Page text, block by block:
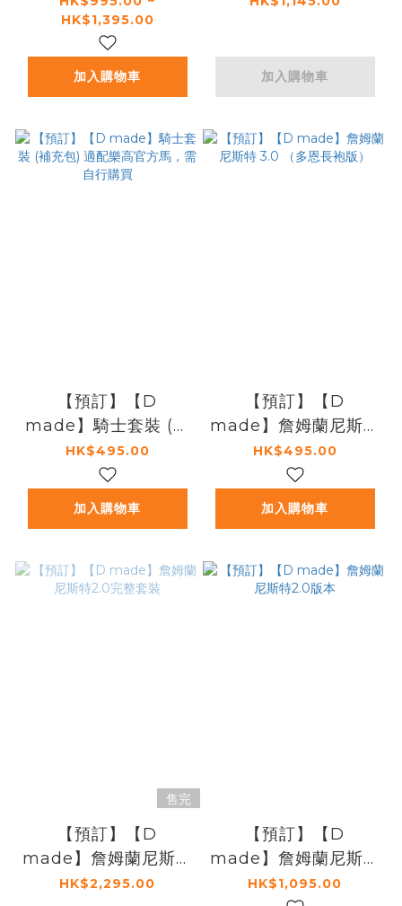
HK$1,395.00
加入購物車 加入購物車
【預訂】【D
made】騎士套裝 (補
充包) 適配樂高官方
馬，需自行購買
HK$495.00
加入購物車
【預訂】【D
made】詹姆蘭尼斯特
3.0 （多恩長袍版）
HK$495.00
加入購物車
售完
【預訂】【D
made】詹姆蘭尼斯特
2.0完整套裝
HK$2,295.00
【預訂】【D
made】詹姆蘭尼斯特
2.0版本
HK$1,095.00